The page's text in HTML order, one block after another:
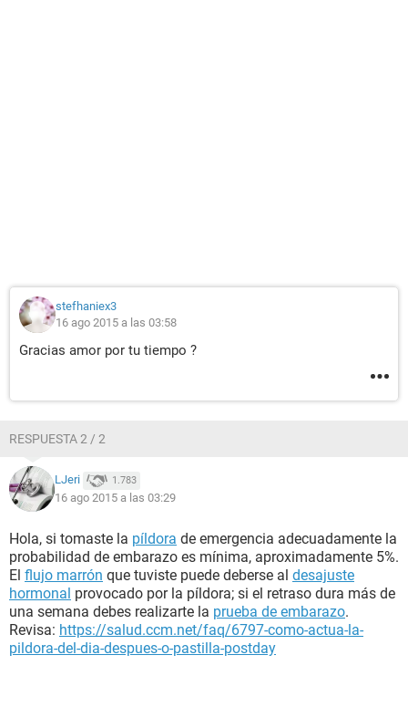
stefhaniex3
16 ago 2015 a las 03:58
Gracias amor por tu tiempo ?
RESPUESTA 2 / 2
LJeri 1.783
16 ago 2015 a las 03:29
Hola, si tomaste la píldora de emergencia adecuadamente la
probabilidad de embarazo es mínima, aproximadamente 5%.
El flujo marrón que tuviste puede deberse al desajuste
hormonal provocado por la píldora; si el retraso dura más de
una semana debes realizarte la prueba de embarazo.
Revisa: https://salud.ccm.net/faq/6797-como-actua-la-
pildora-del-dia-despues-o-pastilla-postday